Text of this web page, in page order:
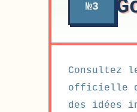
№3
Consultez
officielle
des idées